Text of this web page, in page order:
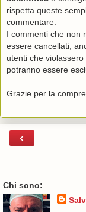
rispetta queste
commentare.
I commenti che non
essere cancellati,
utenti che
potranno essere
Grazie per la
‹
Chi sono: